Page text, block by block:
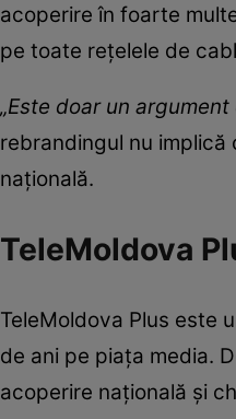
acoperire în foarte
pe toate rețelele de
„Este doar un
rebrandingul nu
națională.
TeleMoldova
TeleMoldova Plus este
de ani pe piața media.
acoperire națională și